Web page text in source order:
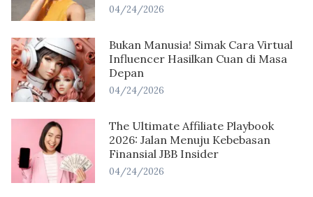
04/24/2026
Bukan Manusia! Simak Cara Virtual
Influencer Hasilkan Cuan di Masa
Depan
04/24/2026
The Ultimate Affiliate Playbook
2026: Jalan Menuju Kebebasan
Finansial JBB Insider
04/24/2026